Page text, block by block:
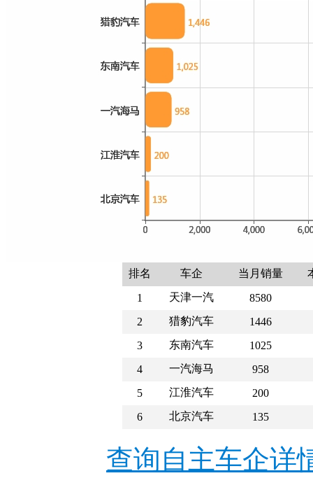
排名 车企 当月销量
1 天津一汽
8580
2
猎豹汽车
1446
3
东南汽车
1025
4
一汽海马
958
5
江淮汽车
200
6
北京汽车 135
查询自主车企详